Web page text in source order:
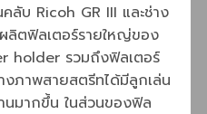
ลับ Ricoh GR III และช่าง
ลิตฟิลเตอร์รายใหญ่ของ
holder รวมถึงฟิลเตอร์
งภาพสายสตรีทได้มีลูกเล่น
นมากขึ้น ในส่วนของฟิล